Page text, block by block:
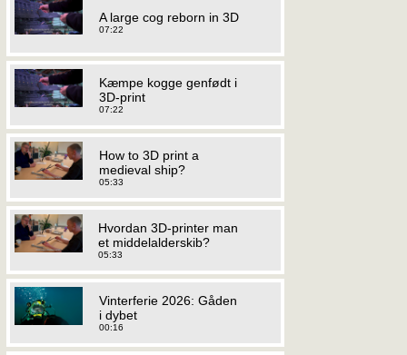
A large cog reborn in 3D
07:22
Kæmpe kogge genfødt i
3D-print
07:22
How to 3D print a
medieval ship?
05:33
Hvordan 3D-printer man
et middelalderskib?
05:33
Vinterferie 2026: Gåden
i dybet
00:16